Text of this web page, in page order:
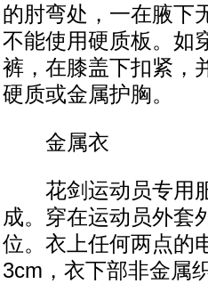
的肘弯处，一在腋下
不能使用硬质板。如
裤，在膝盖下扣紧，
硬质或金属护胸。
金属衣
花剑运动员专用服
成。穿在运动员外套
位。衣上任何两点的
3cm，衣下部非金属